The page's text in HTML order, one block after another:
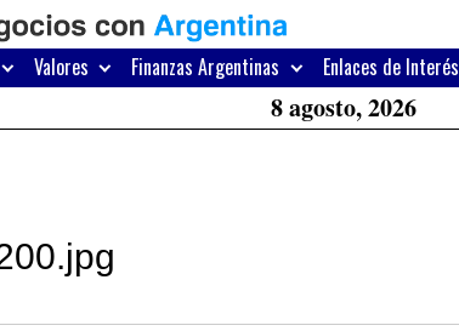
Valores Finanzas Argentinas Enlaces de Interés
8 agosto, 2026